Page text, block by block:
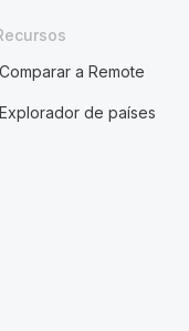
Comparar a Remote
Explorador de países